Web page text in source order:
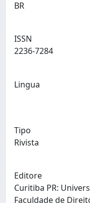
ISSN
Lingua
Tipo
Rivista
Editore
Curitiba PR: